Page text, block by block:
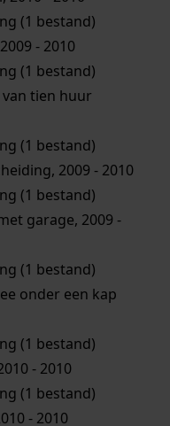
(1 bestand)
- 2010
(1 bestand)
tien huur
(1 bestand)
2009 - 2010
(1 bestand)
garage, 2009 -
(1 bestand)
onder een kap
(1 bestand)
- 2010
(1 bestand)
- 2010